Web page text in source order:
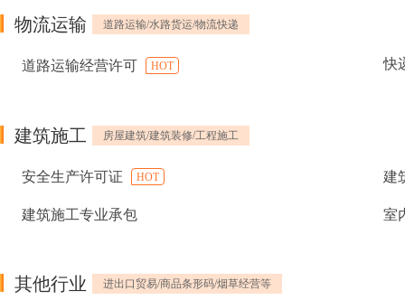
物流运输 道路运输/水路货运/物流快递
道路运输经营许可 HOT 快
建筑施工 房屋建筑/建筑装修/工程施工
安全生产许可证 HOT 建
建筑施工专业承包 室
其他行业 进出口贸易/商品条形码/烟草经营等